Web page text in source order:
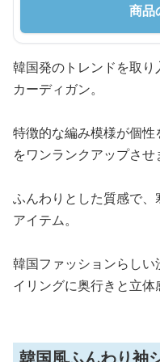
商品
韓国発のトレンドを取
カーディガン。
特徴的な編み模様が個
をワンランクアップさせ
ふんわりとした質感で
アイテム。
韓国ファッションらし
イリングに奥行きと立体
韓国風ふんわり袖